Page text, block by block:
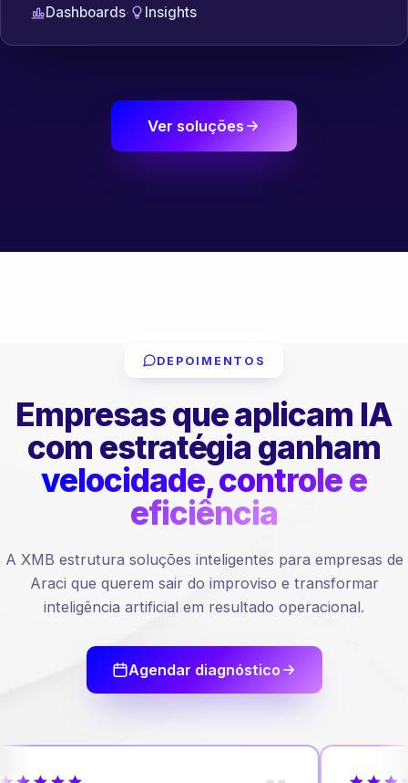
Dashboards· Insights
Ver soluções
DEPOIMENTOS
Empresas que aplicam IA
com estratégia ganham
velocidade, controle e
eficiência
A XMB estrutura soluções inteligentes para empresas de
Araci que querem sair do improviso e transformar
inteligência artificial em resultado operacional.
Agendar diagnóstico